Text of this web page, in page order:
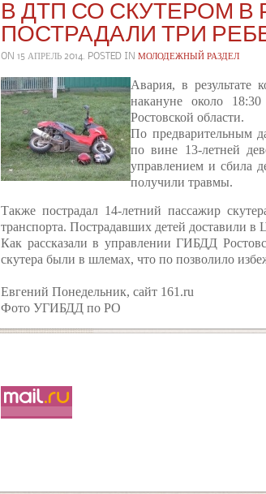
В ДТП СО СКУТЕРОМ
ПОСТРАДАЛИ ТРИ
ON 15 АПРЕЛЬ 2014. POSTED IN МОЛОДЕЖНЫЙ РАЗДЕЛ
Авария, в результате
накануне около
Ростовской области.
По предварительным
по вине 13-летней
управлением и сбила
получили травмы.
Также пострадал 14-летний пассажир
транспорта. Пострадавших детей доставили в
Как рассказали в управлении ГИБДД
скутера были в шлемах, что по позволило
Евгений Понедельник, сайт 161.ru
Фото УГИБДД по РО